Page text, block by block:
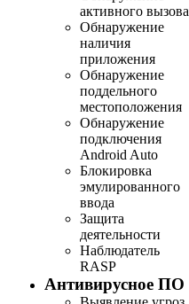
активного вызова
Обнаружение
наличия
приложения
Обнаружение
поддельного
местоположения
Обнаружение
подключения
Android Auto
Блокировка
эмулированного
ввода
Защита
деятельности
Наблюдатель
RASP
Антивирусное ПО